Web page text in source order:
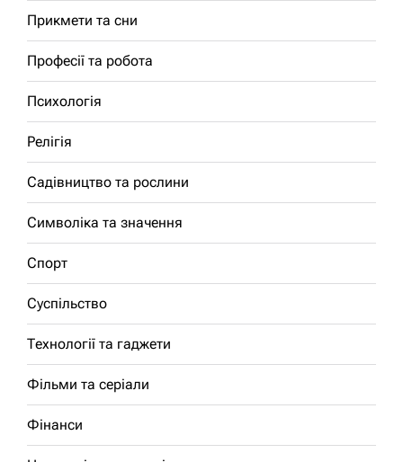
Прикмети та сни
Професії та робота
Психологія
Релігія
Садівництво та рослини
Символіка та значення
Спорт
Суспільство
Технології та гаджети
Фільми та серіали
Фінанси